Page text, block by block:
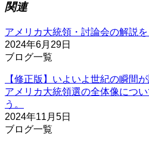
関連
アメリカ大統領・討論会の解説
2024年6月29日
ブログ一覧
【修正版】いよいよ世紀の瞬間
アメリカ大統領選の全体像につ
う。
2024年11月5日
ブログ一覧